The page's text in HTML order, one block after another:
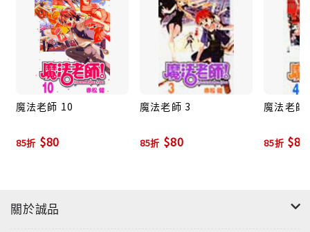
魔法老師 10
85折 $80
魔法老師 3
85折 $80
魔法老師
85折 $80
關於誠品